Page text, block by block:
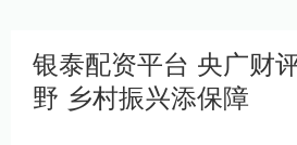
银泰配资平台 央广财
野 乡村振兴添保障